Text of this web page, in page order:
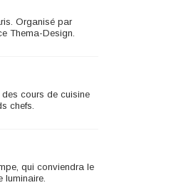
Organisé par
Thema-Design.
cours de cuisine
chefs.
qui conviendra le
luminaire.